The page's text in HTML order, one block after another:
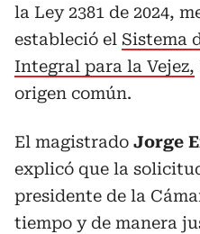
la Ley 2381 de 2024,
estableció el Sistema
Integral para la Vejez,
origen común.
El magistrado Jorge
explicó que la
presidente de la
tiempo y de manera